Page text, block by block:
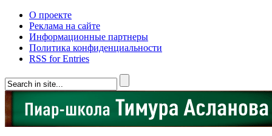
О проекте
Реклама на сайте
Информационные партнеры
Политика конфиденциальности
RSS for Entries